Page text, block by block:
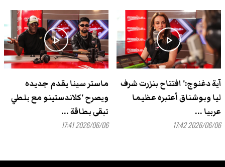
play_arrow
آية دغنوج:' افتتاح بنزرت شرف
ليا وبوشناق أعتبره عظيما
عربيا ...
2026/06/06 17:42
play_arrow
ماستر سينا يقدم جديده
ويصرح 'كلاندستينو مع بلطي
تبقى بطاقة ...
2026/06/06 17:41